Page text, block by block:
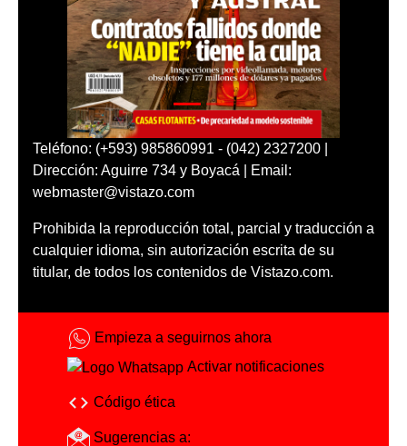
Teléfono: (+593) 985860991 - (042) 2327200 |
Dirección: Aguirre 734 y Boyacá | Email:
webmaster@vistazo.com
Prohibida la reproducción total, parcial y traducción a
cualquier idioma, sin autorización escrita de su
titular, de todos los contenidos de Vistazo.com.
Empieza a seguirnos ahora
Activar notificaciones
Código ética
Sugerencias a: